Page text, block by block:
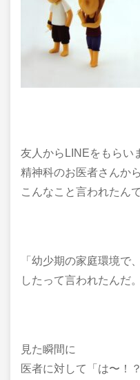
友人からLINEをもらい
精神科のお医者さんから
こんなこと言われたん
「幼少期の家庭環境で
したって言われたんだ
見た瞬間に
医者に対して「は〜！？